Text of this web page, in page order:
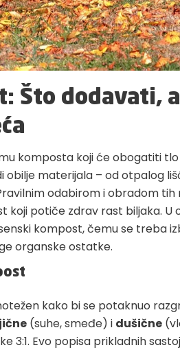
Što dodavati,
komposta koji će obogatiti
obilje materijala – od otpalog
odabirom i obradom tih
potiče zdrav rast biljaka. U
kompost, čemu se treba
organske ostatke.
kako bi se potaknuo
(suhe, smeđe) i dušične
3:1. Evo popisa prikladnih